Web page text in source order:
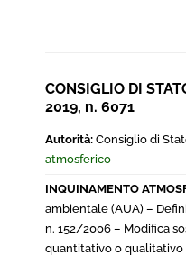
CONSIGLIO DI
2019, n. 6071
Autorità: Consiglio di
atmosferico
INQUINAMENTO
ambientale (AUA) –
n. 152/2006 – Modifica
quantitativo o qualitativo